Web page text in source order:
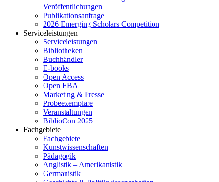
Veröffentlichungen
Publikationsanfrage
2026 Emerging Scholars Competition
Serviceleistungen
Serviceleistungen
Bibliotheken
Buchhändler
E-books
Open Access
Open EBA
Marketing & Presse
Probeexemplare
Veranstaltungen
BiblioCon 2025
Fachgebiete
Fachgebiete
Kunstwissenschaften
Pädagogik
Anglistik – Amerikanistik
Germanistik